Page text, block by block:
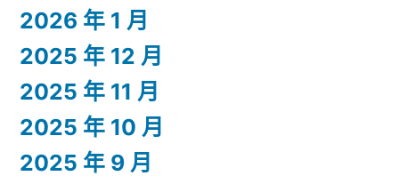
2026 年 1 月
2025 年 12 月
2025 年 11 月
2025 年 10 月
2025 年 9 月